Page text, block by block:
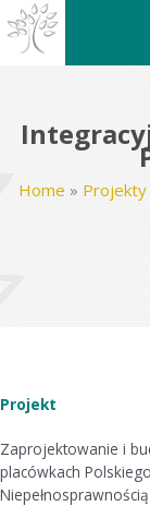
Przejdź
do
treści
Home » Projekty
Projekt
Zaprojektowanie i
placówkach